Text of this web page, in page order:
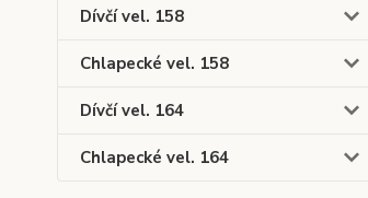
Dívčí vel. 158
Chlapecké vel. 158
Dívčí vel. 164
Chlapecké vel. 164